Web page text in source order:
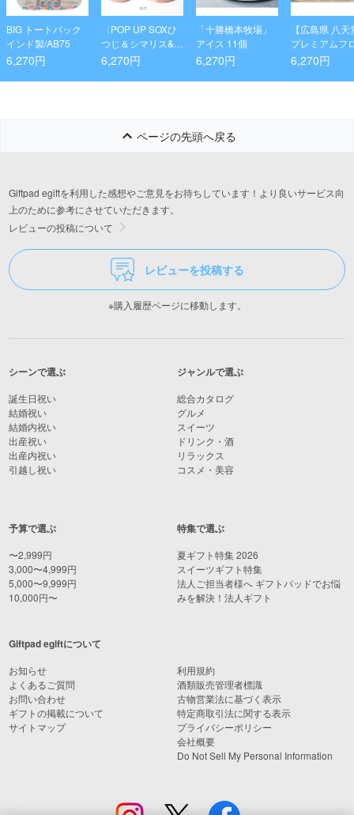
BIG トートバック
インド製/AB75
6,270円
〈POP UP SOXひ
つじ＆シマリス&透
かし柄ソックス3点
6,270円
「十勝橋本牧場」
アイス 11個
6,270円
【広島県 八天
プレミアムフ
ズンThank
合せ
6,270円
ページの先頭へ戻る
Giftpad egiftを利用した感想やご意見をお待ちしています！より良いサービス向
上のために参考にさせていただきます。
レビューの投稿について
レビューを投稿する
※購入履歴ページに移動します。
シーンで選ぶ
誕生日祝い
結婚祝い
結婚内祝い
出産祝い
出産内祝い
引越し祝い
予算で選ぶ
〜2,999円
3,000〜4,999円
5,000〜9,999円
10,000円〜
ジャンルで選ぶ
総合カタログ
グルメ
スイーツ
ドリンク・酒
リラックス
コスメ・美容
特集で選ぶ
夏ギフト特集 2026
スイーツギフト特集
法人ご担当者様へ ギフトパッドでお悩
みを解決！法人ギフト
Giftpad egiftについて
お知らせ
よくあるご質問
お問い合わせ
ギフトの掲載について
サイトマップ
利用規約
酒類販売管理者標識
古物営業法に基づく表示
特定商取引法に関する表示
プライバシーポリシー
会社概要
Do Not Sell My Personal Information